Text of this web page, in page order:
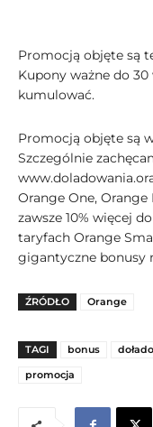
Promocją objęte są
Kupony ważne do
kumulować.
Promocją objęte są
Szczególnie
Orange One,
zawsze 10% więcej
taryfach Orange
gigantyczne bonusy
ŹRÓDŁO Orange
TAGI bonus
promocja